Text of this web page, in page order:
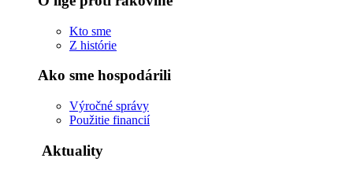
Kto sme
Z histórie
Ako sme hospodárili
Výročné správy
Použitie financií
Aktuality